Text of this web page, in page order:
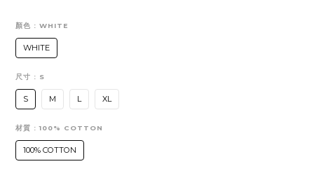
顏色 : WHITE
WHITE
尺寸 : S
S M L XL
材質 : 100% COTTON
100% COTTON